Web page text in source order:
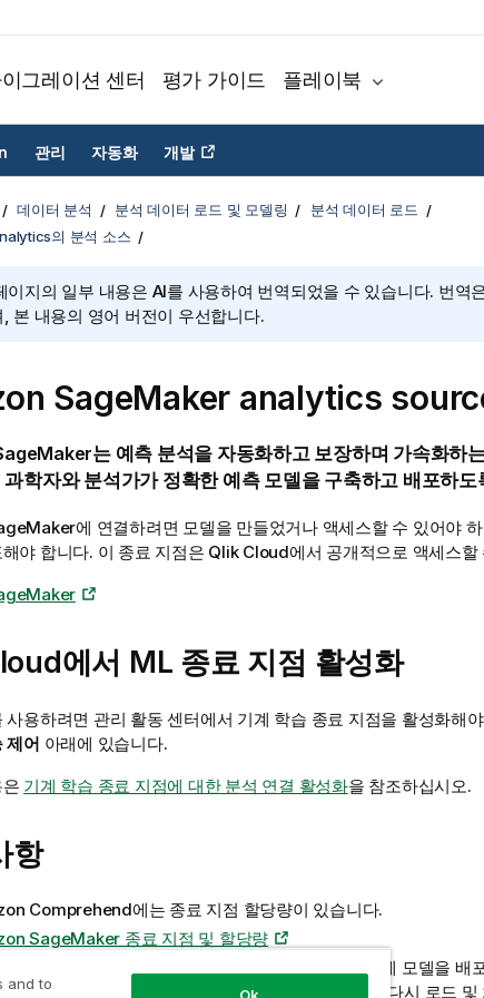
그레이션 센터 평가 가이드 플레이북
관리 자동화 개발
데이터 분석 분석 데이터 로드 및 모델링
분석 데이터 로드
의 분석 소스
이지의 일부 내용은 AI를 사용하여 번역되었을 수 있습니다. 번역
, 본 내용의 영어 버전이 우선합니다.
SageMaker analytics
는 예측 분석을 자동화하고 보장하며 가속화하
과학자와 분석가가 정확한 예측 모델을 구축하고 배포하도
에 연결하려면 모델을 만들었거나 액세스할 수 있어야
야 합니다. 이 종료 지점은 Qlik Cloud에서 공개적으로 액세스할
에서 ML 종료 지점 활성화
사용하려면 관리 활동 센터에서 기계 학습 종료 지점을 활성화해
제어 아래에 있습니다.
기계 학습 종료 지점에 대한 분석 연결 활성화을 참조하십시오.
항
Comprehend에는 종료 지점 할당량이 있습니다.
SageMaker 종료 지점 및 할당량
은(는) 인스턴스 유형(예: 중간 및 대형 인스턴스 유형)에 모델을 배
서비스에서 사용 가능한 리소스는 다시 로드 및
and to